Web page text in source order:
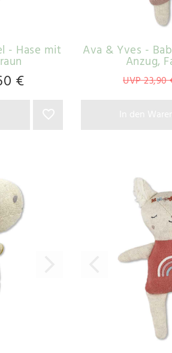
- Hase mit
€
Ava & Yves -
Anzug,
UVP 23,90